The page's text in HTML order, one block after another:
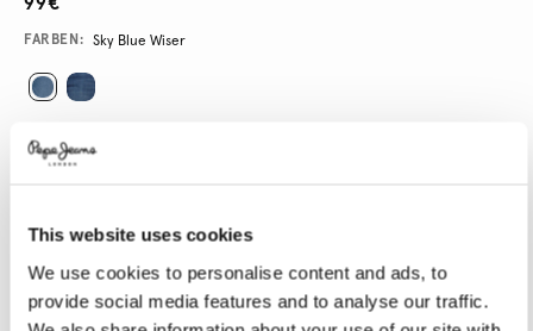
This website uses cookies
We use cookies to personalise content and ads, to
provide social media features and to analyse our traffic.
Variations
FARBEN: Sky Blue Wiser
GRÖßE AUSWÄHLEN:
29 30 31
34